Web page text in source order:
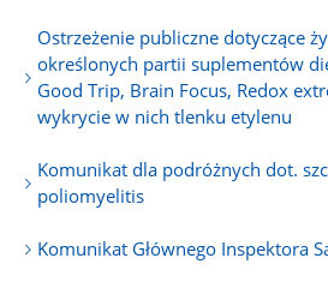
Ostrzeżenie publiczne dotyczące
określonych partii suplementów
Good Trip, Brain Focus, Redox
wykrycie w nich tlenku etylenu
Komunikat dla podróżnych dot.
poliomyelitis
Komunikat Głównego Inspektora